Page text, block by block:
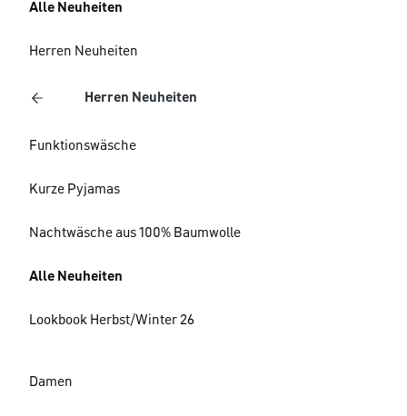
Alle Neuheiten
Herren Neuheiten
Herren Neuheiten
Funktionswäsche
Kurze Pyjamas
Nachtwäsche aus 100% Baumwolle
Alle Neuheiten
Lookbook Herbst/Winter 26
Damen